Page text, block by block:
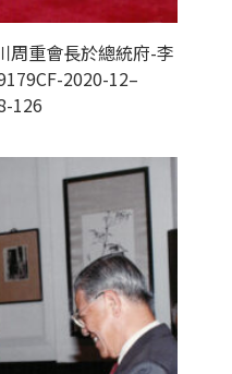
周重會長於總統府-李
2020-12–
126